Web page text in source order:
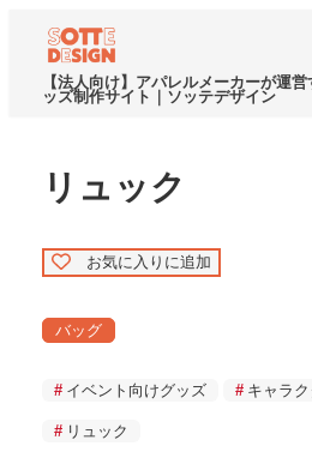
【法人向け】アパレルメーカーが運
ッズ制作サイト｜ソッテデザイン
リュック
お気に入りに追加
バッグ
イベント向けグッズ キャラ
リュック